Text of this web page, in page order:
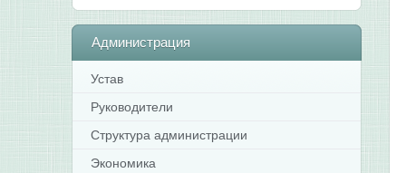
Администрация
Устав
Руководители
Структура администрации
Экономика